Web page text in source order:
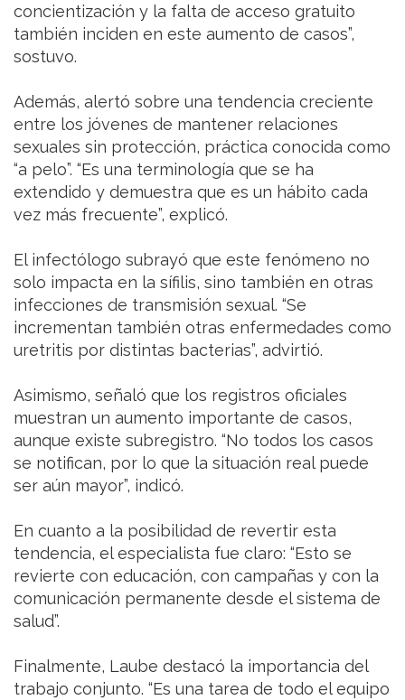
concientización y la falta de acceso gratuito
también inciden en este aumento de casos”,
sostuvo.
Además, alertó sobre una tendencia creciente
entre los jóvenes de mantener relaciones
sexuales sin protección, práctica conocida como
“a pelo”. “Es una terminología que se ha
extendido y demuestra que es un hábito cada
vez más frecuente”, explicó.
El infectólogo subrayó que este fenómeno no
solo impacta en la sífilis, sino también en otras
infecciones de transmisión sexual. “Se
incrementan también otras enfermedades como
uretritis por distintas bacterias”, advirtió.
Asimismo, señaló que los registros oficiales
muestran un aumento importante de casos,
aunque existe subregistro. “No todos los casos
se notifican, por lo que la situación real puede
ser aún mayor”, indicó.
En cuanto a la posibilidad de revertir esta
tendencia, el especialista fue claro: “Esto se
revierte con educación, con campañas y con la
comunicación permanente desde el sistema de
salud”.
Finalmente, Laube destacó la importancia del
trabajo conjunto. “Es una tarea de todo el equipo